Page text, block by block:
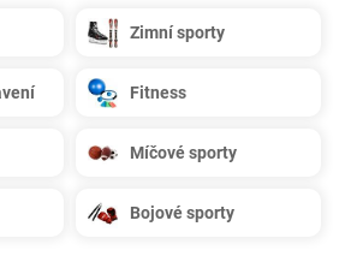
Zimní sporty
Fitness
Míčové sporty
Bojové sporty